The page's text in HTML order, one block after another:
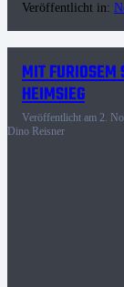
Veröffentlicht in:
MIT FURIOSEM
HEIMSIEG
Veröffentlicht am 2.
Dino Reisner